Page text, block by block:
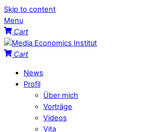
Skip to content
Menu
Cart
Cart
News
Profil
Über mich
Vorträge
Videos
Vita